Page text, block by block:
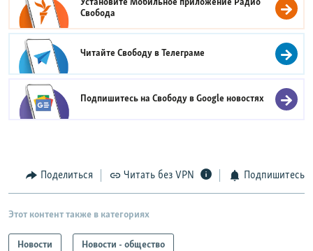
Установите Мобильное приложение Радио
Свобода
Читайте Свободу вТелеграме
Подпишитесь на Свободу вGoogle новостях
Поделиться Читать без VPN Подпишитесь
Этот контент также в категориях
Новости Новости - общество